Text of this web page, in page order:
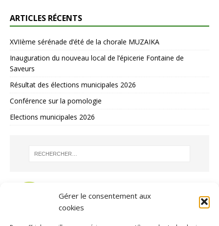
Gérer le consentement aux
cookies
ARTICLES RÉCENTS
XVIIème sérénade d’été de la chorale MUZAIKA
Inauguration du nouveau local de l’épicerie Fontaine de
Saveurs
Résultat des élections municipales 2026
Conférence sur la pomologie
Elections municipales 2026